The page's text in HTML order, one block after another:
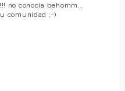
no conocía behomm...
comunidad ;-)